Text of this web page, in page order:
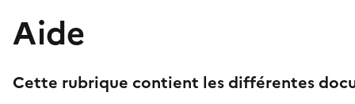
Aide
Cette rubrique contient les différentes